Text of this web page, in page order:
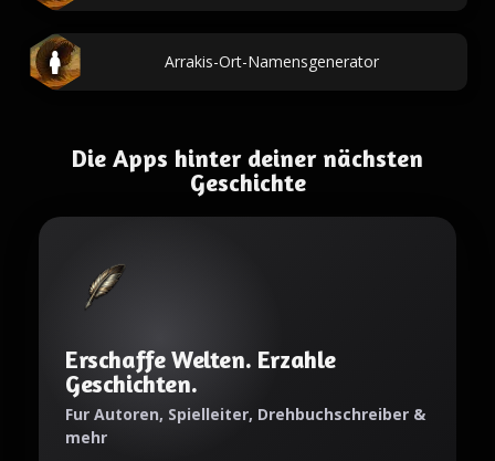
Arrakis-Ort-Namensgenerator
Die Apps hinter deiner nächsten
Geschichte
Erschaffe Welten. Erzahle
Geschichten.
Fur Autoren, Spielleiter, Drehbuchschreiber &
mehr